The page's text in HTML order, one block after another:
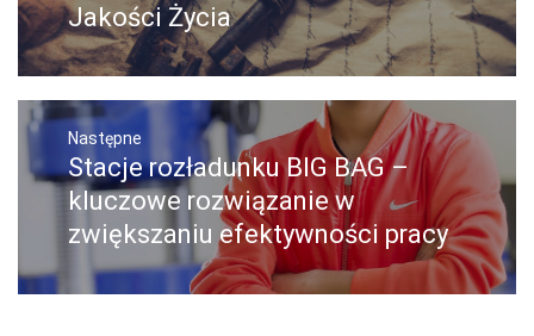
Jakości Życia
Następne
Następny
post:
Stacje rozładunku BIG BAG –
kluczowe rozwiązanie w
zwiększaniu efektywności pracy